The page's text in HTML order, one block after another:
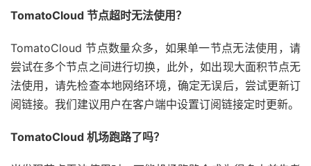
TomatoCloud 节点超时无法使用？
TomatoCloud 节点数量众多，如果单一节点无法使用，请
尝试在多个节点之间进行切换，此外，如出现大面积节点无
法使用，请先检查本地网络环境，确定无误后，尝试更新订
阅链接。我们建议用户在客户端中设置订阅链接定时更新。
TomatoCloud 机场跑路了吗？